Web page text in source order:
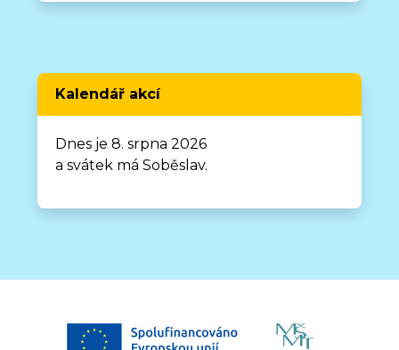
Kalendář akcí
Dnes je 8. srpna 2026
a svátek má Soběslav.